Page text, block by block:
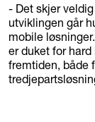
- Det skjer
utviklingen går
mobile
er duket for
fremtiden, både